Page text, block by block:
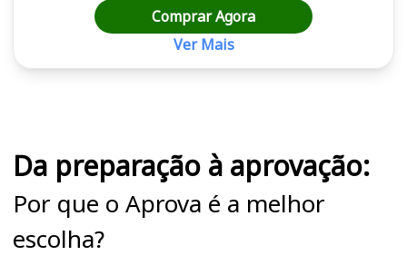
Comprar Agora
Ver Mais
Da preparação à aprovação:
Por que o Aprova é a melhor
escolha?